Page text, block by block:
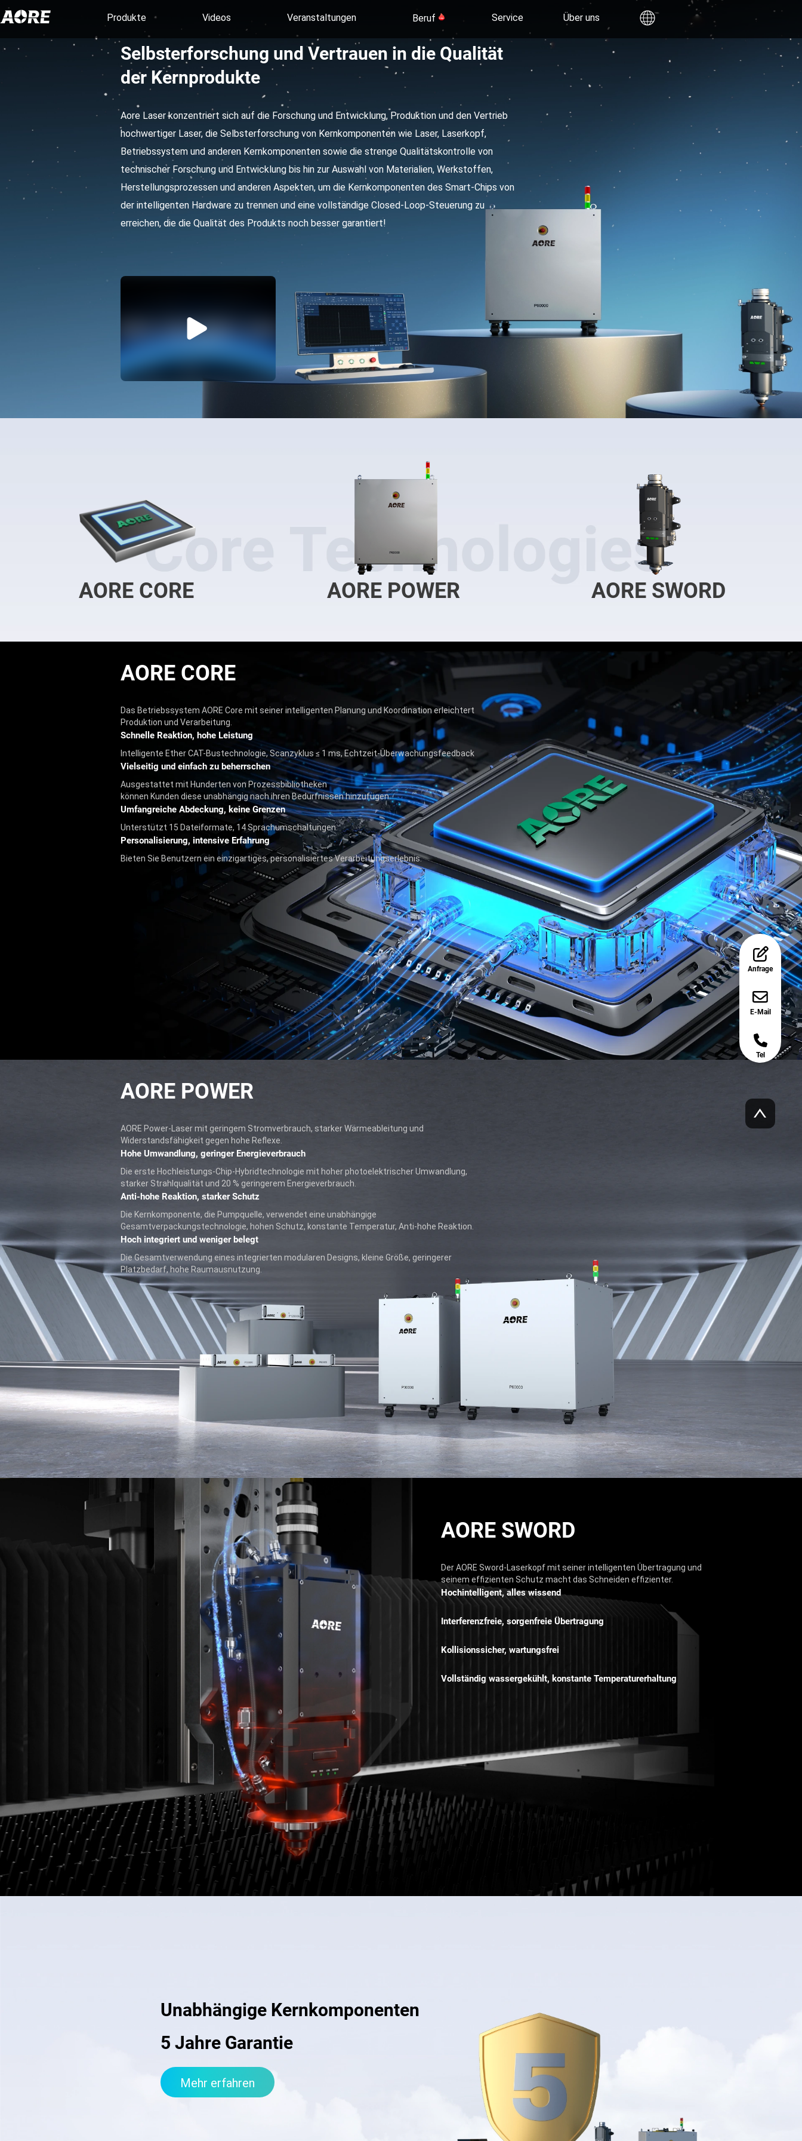
Produkte Videos Veranstaltungen Beruf Service Über uns
Anfrage
E-Mail
Tel
Selbsterforschung und Vertrauen in die Qualität
der Kernprodukte
Aore Laser konzentriert sich auf die Forschung und Entwicklung, Produktion und den Vertrieb
hochwertiger Laser, die Selbsterforschung von Kernkomponenten wie Laser, Laserkopf,
Betriebssystem und anderen Kernkomponenten sowie die strenge Qualitätskontrolle von
technischer Forschung und Entwicklung bis hin zur Auswahl von Materialien, Werkstoffen,
Herstellungsprozessen und anderen Aspekten, um die Kernkomponenten des Smart-Chips von
der intelligenten Hardware zu trennen und eine vollständige Closed-Loop-Steuerung zu
erreichen, die die Qualität des Produkts noch besser garantiert!
AORE CORE AORE POWER AORE SWORD
AORE CORE
Das Betriebssystem AORE Core mit seiner intelligenten Planung und Koordination erleichtert
Produktion und Verarbeitung.
Schnelle Reaktion, hohe Leistung
Intelligente Ether CAT-Bustechnologie, Scanzyklus ≤ 1 ms, Echtzeit-Überwachungsfeedback
Vielseitig und einfach zu beherrschen
Ausgestattet mit Hunderten von Prozessbibliotheken
können Kunden diese unabhängig nach ihren Bedürfnissen hinzufügen.
Umfangreiche Abdeckung, keine Grenzen
Unterstützt 15 Dateiformate, 14 Sprachumschaltungen.
Personalisierung, intensive Erfahrung
Bieten Sie Benutzern ein einzigartiges, personalisiertes Verarbeitungserlebnis.
AORE POWER
AORE Power-Laser mit geringem Stromverbrauch, starker Wärmeableitung und
Widerstandsfähigkeit gegen hohe Reflexe.
Hohe Umwandlung, geringer Energieverbrauch
Die erste Hochleistungs-Chip-Hybridtechnologie mit hoher photoelektrischer Umwandlung,
starker Strahlqualität und 20 % geringerem Energieverbrauch.
Anti-hohe Reaktion, starker Schutz
Die Kernkomponente, die Pumpquelle, verwendet eine unabhängige
Gesamtverpackungstechnologie, hohen Schutz, konstante Temperatur, Anti-hohe Reaktion.
Hoch integriert und weniger belegt
Die Gesamtverwendung eines integrierten modularen Designs, kleine Größe, geringerer
Platzbedarf, hohe Raumausnutzung.
AORE SWORD
Der AORE Sword-Laserkopf mit seiner intelligenten Übertragung und
seinem effizienten Schutz macht das Schneiden effizienter.
Hochintelligent, alles wissend
Interferenzfreie, sorgenfreie Übertragung
Kollisionssicher, wartungsfrei
Vollständig wassergekühlt, konstante Temperaturerhaltung
Unabhängige Kernkomponenten
5 Jahre Garantie
Mehr erfahren